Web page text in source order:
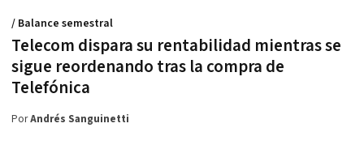
Telecom dispara su rentabilidad mientras se
sigue reordenando tras la compra de
Telefónica
/ Balance semestral
PorAndrés Sanguinetti